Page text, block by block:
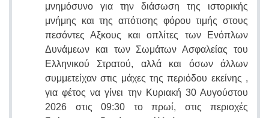
μνημόσυνο για την διάσωση της ιστορικής
μνήμης και της απότισης φόρου τιμής στους
πεσόντες Αξκους και οπλίτες των Ενόπλων
Δυνάμεων και των Σωμάτων Ασφαλείας του
Ελληνικού Στρατού, αλλά και όσων άλλων
συμμετείχαν στις μάχες της περιόδου εκείνης ,
για φέτος να γίνει την Κυριακή 30 Αυγούστου
2026 στις 09:30 το πρωί, στις περιοχές